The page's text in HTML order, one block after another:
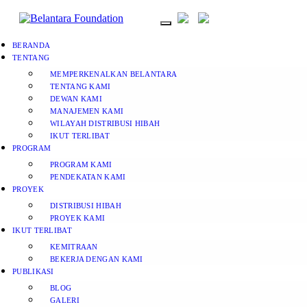
BERANDA
TENTANG
MEMPERKENALKAN BELANTARA
TENTANG KAMI
DEWAN KAMI
MANAJEMEN KAMI
WILAYAH DISTRIBUSI HIBAH
IKUT TERLIBAT
PROGRAM
PROGRAM KAMI
PENDEKATAN KAMI
PROYEK
DISTRIBUSI HIBAH
PROYEK KAMI
IKUT TERLIBAT
KEMITRAAN
BEKERJA DENGAN KAMI
PUBLIKASI
BLOG
GALERI